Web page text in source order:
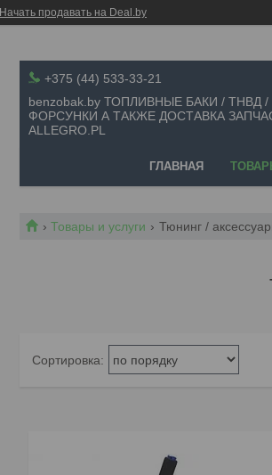
Начать продавать на Deal.by
+375 (44) 533-33-21
benzobak.by ТОПЛИВНЫЕ БАКИ / ТНВД
ФОРСУНКИ А ТАКЖЕ ДОСТАВКА
ALLEGRO.PL
ГЛАВНАЯ
Товары и услуги Тюнинг /